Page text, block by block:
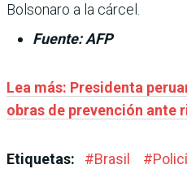
Bolsonaro a la cárcel.
Fuente: AFP
Lea más: Presidenta
obras de prevención ante
Etiquetas: #Brasil #